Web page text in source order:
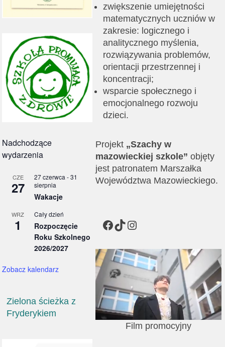
Nadchodzące
wydarzenia
CZE
27
27 czerwca -31
sierpnia
Wakacje
WRZ
1
Cały dzień
Rozpoczęcie
Roku Szkolnego
2026/2027
Zobacz kalendarz
Zielona ścieżka z
Fryderykiem
zwiększenie umiejętności
matematycznych uczniów w
zakresie: logicznego i
analitycznego myślenia,
rozwiązywania problemów,
orientacji przestrzennej i
koncentracji;
wsparcie społecznego i
emocjonalnego rozwoju
dzieci.
Projekt „Szachy w
mazowieckiej szkole” objęty
jest patronatem Marszałka
Województwa Mazowieckiego.
Facebook
TikTokInstagram
Film promocyjny